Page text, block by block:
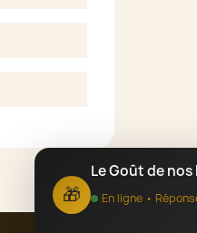
🎁
Le Goût de nos
En ligne •